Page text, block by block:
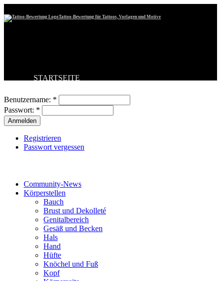
Tattoo-Bewertung für Tattoos, Vorlagen und Motive
STARTSEITE
BESTE TATTOOS
NEUESTE TATTOOS
KOMMENTARE
FORUM
Benutzername: *
Passwort: *
Registrieren
Passwort vergessen
Community-News
Körperstellen
Bauch
Brust und Dekolleté
Genitalbereich
Gesäß und Becken
Hals
Hand
Hüfte
Knöchel und Fuß
Kopf